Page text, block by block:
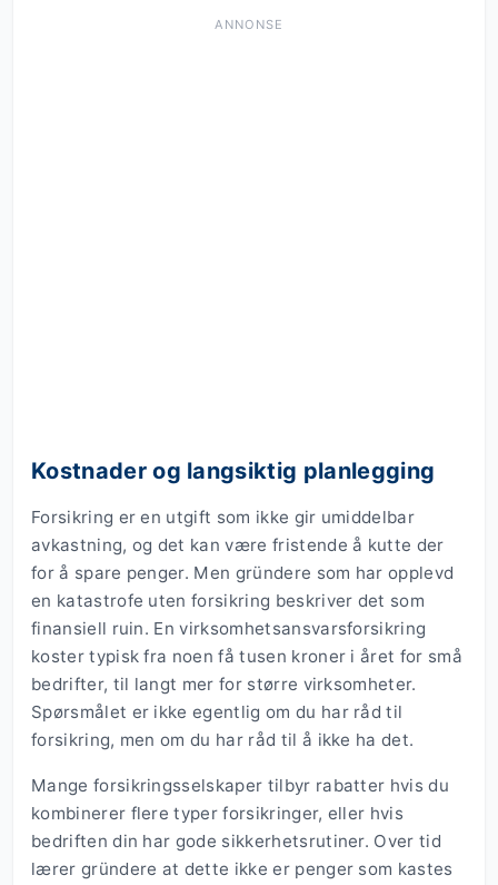
ANNONSE
Kostnader og langsiktig planlegging
Forsikring er en utgift som ikke gir umiddelbar
avkastning, og det kan være fristende å kutte der
for å spare penger. Men gründere som har opplevd
en katastrofe uten forsikring beskriver det som
finansiell ruin. En virksomhetsansvarsforsikring
koster typisk fra noen få tusen kroner i året for små
bedrifter, til langt mer for større virksomheter.
Spørsmålet er ikke egentlig om du har råd til
forsikring, men om du har råd til å ikke ha det.
Mange forsikringsselskaper tilbyr rabatter hvis du
kombinerer flere typer forsikringer, eller hvis
bedriften din har gode sikkerhetsrutiner. Over tid
lærer gründere at dette ikke er penger som kastes